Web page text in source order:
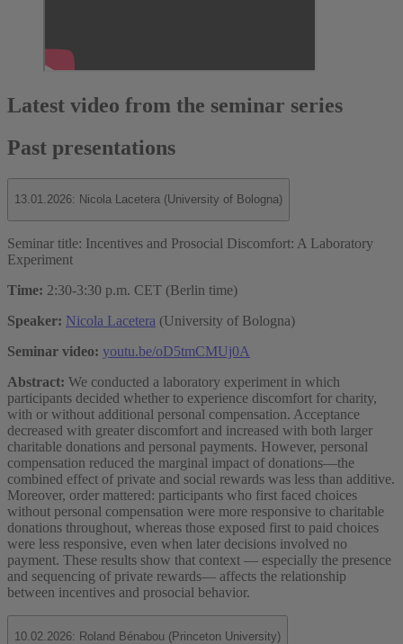
Latest video from the seminar series
Past presentations
13.01.2026: Nicola Lacetera (University of Bologna)
Seminar title: Incentives and Prosocial Discomfort: A Laboratory
Experiment
Time: 2:30-3:30 p.m. CET (Berlin time)
Speaker: Nicola Lacetera (University of Bologna)
Seminar video: youtu.be/oD5tmCMUj0A
Abstract: We conducted a laboratory experiment in which
participants decided whether to experience discomfort for charity,
with or without additional personal compensation. Acceptance
decreased with greater discomfort and increased with both larger
charitable donations and personal payments. However, personal
compensation reduced the marginal impact of donations—the
combined effect of private and social rewards was less than additive.
Moreover, order mattered: participants who first faced choices
without personal compensation were more responsive to charitable
donations throughout, whereas those exposed first to paid choices
were less responsive, even when later decisions involved no
payment. These results show that context — especially the presence
and sequencing of private rewards— affects the relationship
between incentives and prosocial behavior.
10.02.2026: Roland Bénabou (Princeton University)